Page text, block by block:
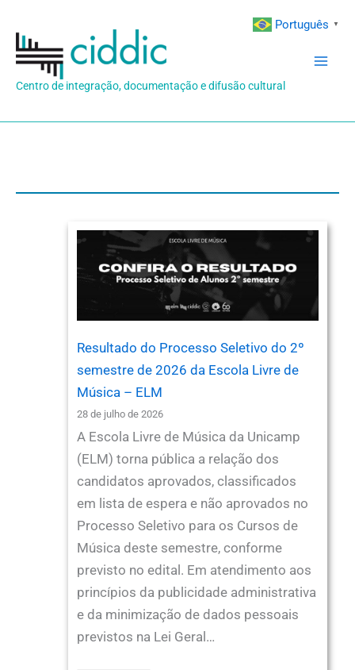
para
conteúdo
Centro de integração, documentação e difusão cultural
Resultado do Processo Seletivo do 2º
semestre de 2026 da Escola Livre de
Música – ELM
28 de julho de 2026
A Escola Livre de Música da Unicamp
(ELM) torna pública a relação dos
candidatos aprovados, classificados
em lista de espera e não aprovados no
Processo Seletivo para os Cursos de
Música deste semestre, conforme
previsto no edital. Em atendimento aos
princípios da publicidade administrativa
e da minimização de dados pessoais
previstos na Lei Geral…
Português ▼